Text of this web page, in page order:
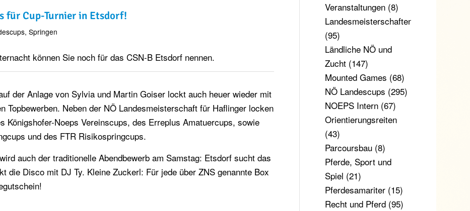
für Cup-Turnier in Etsdorf!
,Springen
können Sie noch für das CSN-B Etsdorf nennen.
der Anlage von Sylvia und Martin Goiser lockt auch heuer wieder mit
Topbewerben. Neben der NÖ Landesmeisterschaft für Haflinger locken
Königshofer-Noeps Vereinscups, des Erreplus Amatuercups, sowie
und des FTR Risikospringcups.
auch der traditionelle Abendbewerb am Samstag: Etsdorf sucht das
die Disco mit DJ Ty. Kleine Zuckerl: Für jede über ZNS genannte Box
Veranstaltungen(8)
Landesmeisterschaften
(95)
Ländliche NÖ und
Zucht(147)
Mounted Games (68)
NÖ Landescups (295)
NOEPS Intern(67)
Orientierungsreiten
(43)
Parcoursbau(8)
Pferde, Sport und
Spiel (21)
Pferdesamariter(15)
Recht und Pferd(95)